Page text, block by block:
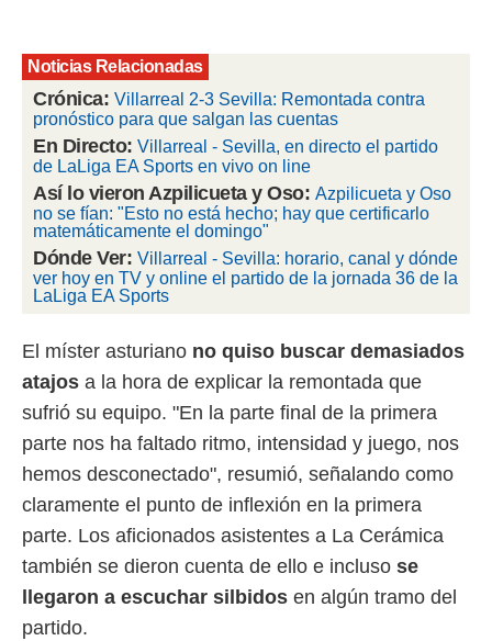
aunque
no
Puedes
acceder a
abono
únicos
similares
como
este sitio
IP
de
traten tus
en
interés
Noticias Relacionadas
Crónica: Villarreal 2-3 Sevilla: Remontada contra
pronóstico para que salgan las cuentas
En Directo: Villarreal - Sevilla, en directo el partido
de LaLiga EA Sports en vivo on line
Así lo vieron Azpilicueta y Oso: Azpilicueta y Oso
no se fían: "Esto no está hecho; hay que certificarlo
matemáticamente el domingo"
Dónde Ver: Villarreal - Sevilla: horario, canal y dónde
ver hoy en TV y online el partido de la jornada 36 de la
LaLiga EA Sports
El míster asturiano no quiso buscar demasiados
atajos a la hora de explicar la remontada que
sufrió su equipo. "En la parte final de la primera
parte nos ha faltado ritmo, intensidad y juego, nos
hemos desconectado", resumió, señalando como
claramente el punto de inflexión en la primera
parte. Los aficionados asistentes a La Cerámica
también se dieron cuenta de ello e incluso se
llegaron a escuchar silbidos en algún tramo del
partido.